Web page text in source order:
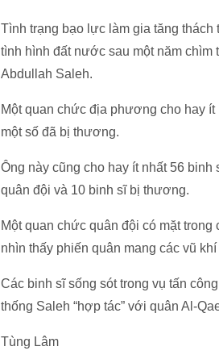
Tình trạng bạo lực làm gia tăng
tình hình đất nước sau một năm
Abdullah Saleh.
Một quan chức địa phương cho hay ít
một số đã bị thương.
Ông này cũng cho hay ít nhất 56
quân đội và 10 binh sĩ bị thương.
Một quan chức quân đội có mặt
nhìn thấy phiến quân mang các vũ
Các binh sĩ sống sót trong vụ tấn
thống Saleh “hợp tác” với quân Al-
Tùng Lâm